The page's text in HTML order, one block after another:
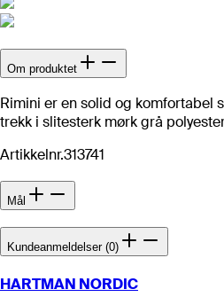
Om produktet
Rimini er en solid og komfortabel
trekk i slitesterk mørk grå
Artikkelnr.313741
Mål
Kundeanmeldelser (0)
HARTMAN NORDIC